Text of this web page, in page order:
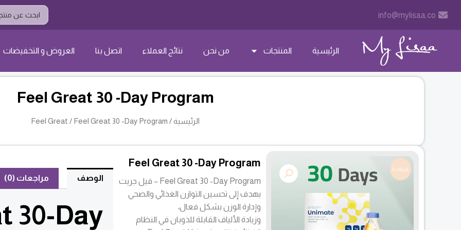
المحتوى
info@mylisaa.co
Search
...
الرئيسية المنتجات من نحن نتائج العملاء اتصل بنا العروض و التخفيضات
Feel Great 30 -Day Program
الرئيسية/
Feel Great / Feel Great 30 -Day Program
تنزيلات!
Feel Great 30 -Day Program
Feel Great 30 -Day Program – فيل جريت
يهدف إلى تحسين التوازن الغذائي والصحي
وإدارة الوزن بشكل فعال،
وزيادة الألياف القابلة للذوبان في النظام
الوصف مراجعات (0)
30-Day